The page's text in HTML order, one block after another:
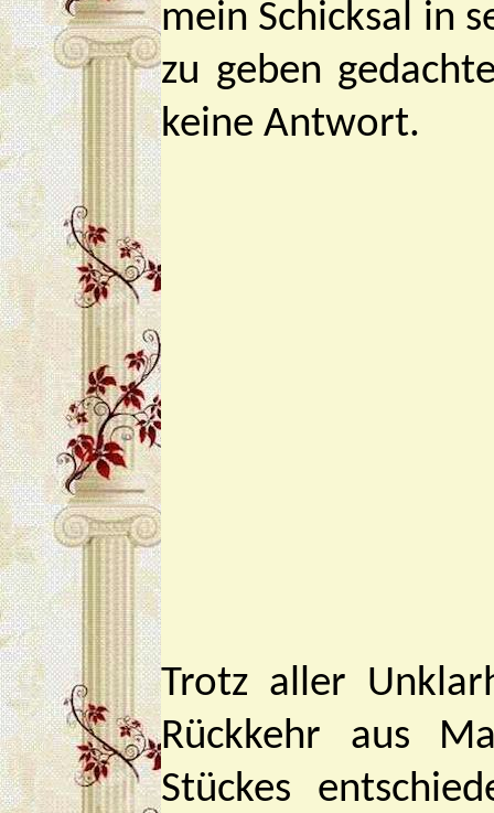
mein Schicksal in
zu geben
keine Antwort.
Trotz aller
Rückkehr aus
Stückes